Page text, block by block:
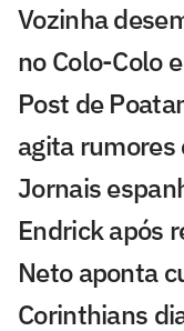
Vozinha
no Colo-Colo
Post de
agita rumores
Jornais
Endrick após
Neto aponta
Corinthians